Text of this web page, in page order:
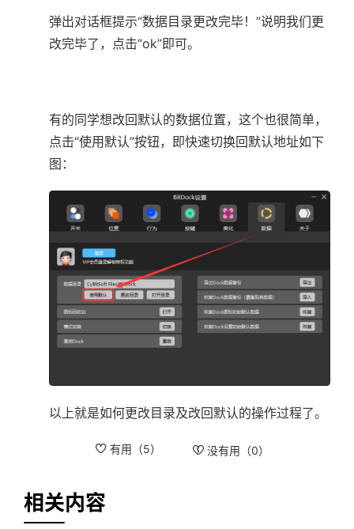
弹出对话框提示“数据目录更改完毕！”说明我们更
改完毕了，点击“ok”即可。
有的同学想改回默认的数据位置，这个也很简单，
点击“使用默认”按钮，即快速切换回默认地址如下
图：
以上就是如何更改目录及改回默认的操作过程了。
有用（5） 没有用（0）
相关内容